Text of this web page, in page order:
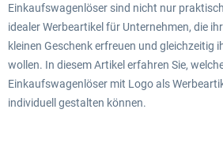
Einkaufswagenlöser sind nicht nur
idealer Werbeartikel für Unternehmen, die
kleinen Geschenk erfreuen und gleichzeitig
wollen. In diesem Artikel erfahren Sie,
Einkaufswagenlöser mit Logo als
individuell gestalten können.